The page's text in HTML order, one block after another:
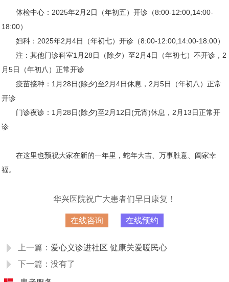
体检中心：2025年2月2日（年初五）开诊（8:00-12:00,14:00-
18:00）
妇科：2025年2月4日（年初七）开诊（8:00-12:00,14:00-18:00）
注：其他门诊科室1月28日（除夕）至2月4日（年初七）不开诊，2
月5日（年初八）正常开诊
疫苗接种：1月28日(除夕)至2月4日休息，2月5日（年初八）正常
开诊
门诊夜诊：1月28日(除夕)至2月12日(元宵)休息，2月13日正常开
诊
在这里也预祝大家在新的一年里，蛇年大吉、万事胜意、阖家幸
福。
华兴医院祝广大患者们早日康复！
在线咨询 在线预约
上一篇： 爱心义诊进社区 健康关爱暖民心
下一篇：没有了